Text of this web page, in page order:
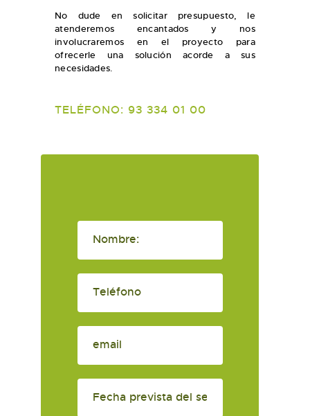
No dude en solicitar presupuesto, le
atenderemos encantados y nos
involucraremos en el proyecto para
ofrecerle una solución acorde a sus
necesidades.
TELÉFONO: 93 334 01 00